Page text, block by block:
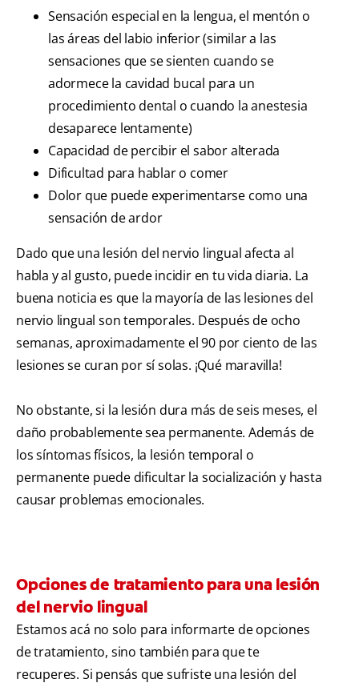
Sensación especial en la lengua, el mentón o
las áreas del labio inferior (similar a las
sensaciones que se sienten cuando se
adormece la cavidad bucal para un
procedimiento dental o cuando la anestesia
desaparece lentamente)
Capacidad de percibir el sabor alterada
Dificultad para hablar o comer
Dolor que puede experimentarse como una
sensación de ardor
Dado que una lesión del nervio lingual afecta al
habla y al gusto, puede incidir en tu vida diaria. La
buena noticia es que la mayoría de las lesiones del
nervio lingual son temporales. Después de ocho
semanas, aproximadamente el 90 por ciento de las
lesiones se curan por sí solas. ¡Qué maravilla!
No obstante, si la lesión dura más de seis meses, el
daño probablemente sea permanente. Además de
los síntomas físicos, la lesión temporal o
permanente puede dificultar la socialización y hasta
causar problemas emocionales.
Opciones de tratamiento para una lesión
del nervio lingual
Estamos acá no solo para informarte de opciones
de tratamiento, sino también para que te
recuperes. Si pensás que sufriste una lesión del